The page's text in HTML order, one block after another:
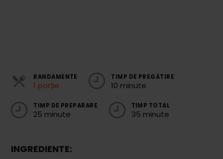
Conserve
Sirop / Compot
Garnituri
RANDAMENTE
1 porție
TIMP DE PREGĂTIRE
10 minute
TIMP DE PREPARARE
25 minute
TIMP TOTAL
35 minute
INGREDIENTE: